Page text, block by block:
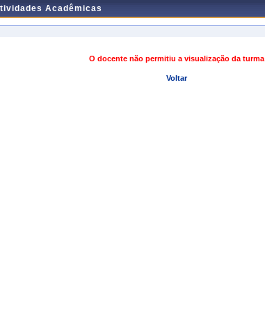
Acadêmicas
O docente não permitiu a visualização da turma
Voltar